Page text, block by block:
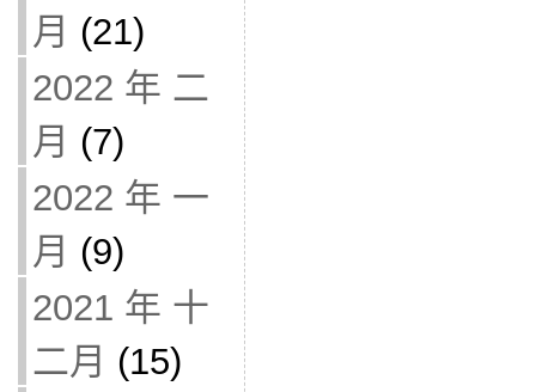
月 (21)
2022 年 二
月 (7)
2022 年 一
月 (9)
2021 年 十
二月 (15)